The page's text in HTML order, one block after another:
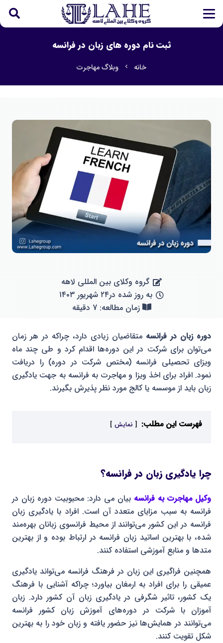
ثبت نام دوره های زبان در فرانسه
خانه chevron_left وبلاگ مهاجرت
گروه وکلای بین المللی لاهه
به روز شده در۲۴ شهریور ۱۴۰۳
زمان مطالعه: 7 دقیقه
دوره زبان در فرانسه متقاضیان زیادی دارد، چراکه در هر زمان
می‌توان برای شرکت در این دوره‌ها اقدام کرد و طی چند ماه
ویزای تحصیلی فرانسه (مختص شرکت در دوره) را دریافت
نمود. افراد برای اخذ ویزا و مهاجرت به فرانسه به جهت یادگیری
زبان باید از موسسه یا کالج مورد نظر پذیرش بگیرند.
فهرست این مطلب: نمایش
چرا یادگیری زبان در فرانسه؟
وکیل مهاجرت به فرانسه بیان می دارد: محبوبیت دوره زبان در
فرانسه به سبب مزایای متعدد آن است. افراد با یادگیری زبان
فرانسه در این کشور می‌توانند از محیط فرانسوی زبانان بهره‌مند
شده، با بهترین اساتید زبان فرانسه در ارتباط بوده و از بهترین
متدها و منابع آموزشی استفاده کنند.
همچنین فراگیری این زبان در فرهنگ فرانسه می‌تواند یادگیری
عمیقی را برای افراد به ارمغان بیاورد؛ چراکه آشنایی با فرهنگ
یک کشور، تاثیر شگرفی در یادگیری زبان آن کشور دارد. زبان
آموزان با شرکت در دوره‌های آموزش زبان کشور فرانسه
می‌توانند در همایش‌ها نیز حضور یافته و زبان خود را به بهترین
شکل تقویت کنند.